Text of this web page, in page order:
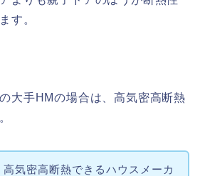
す。
大手HMの場合は、高気密高断熱
高気密高断熱できるハウスメーカ